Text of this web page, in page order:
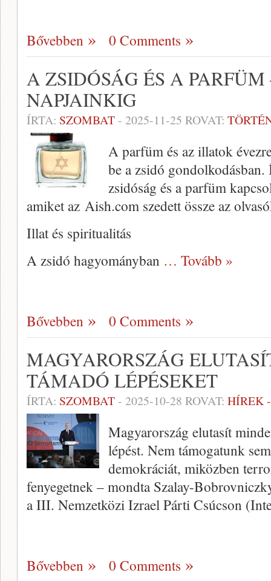
Bővebben 0 Comments
A ZSIDÓSÁG ÉS A
NAPJAINKIG
ÍRTA: SZOMBAT- 2025-11-25 ROVAT:
A parfüm és az illatok
be a zsidó
zsidóság és a parfüm
amiket az Aish.com szedett össze az
Illat és spiritualitás
A zsidó hagyományban … Tovább »
Bővebben 0 Comments
MAGYARORSZÁG
TÁMADÓ LÉPÉSEKET
ÍRTA: SZOMBAT- 2025-10-28 ROVAT: HÍREK
Magyarország elutasít
lépést. Nem támogatunk
demokráciát, miközben
fenyegetnek – mondta Szalay-
a III. Nemzetközi Izrael Párti Csúcson
Bővebben 0 Comments